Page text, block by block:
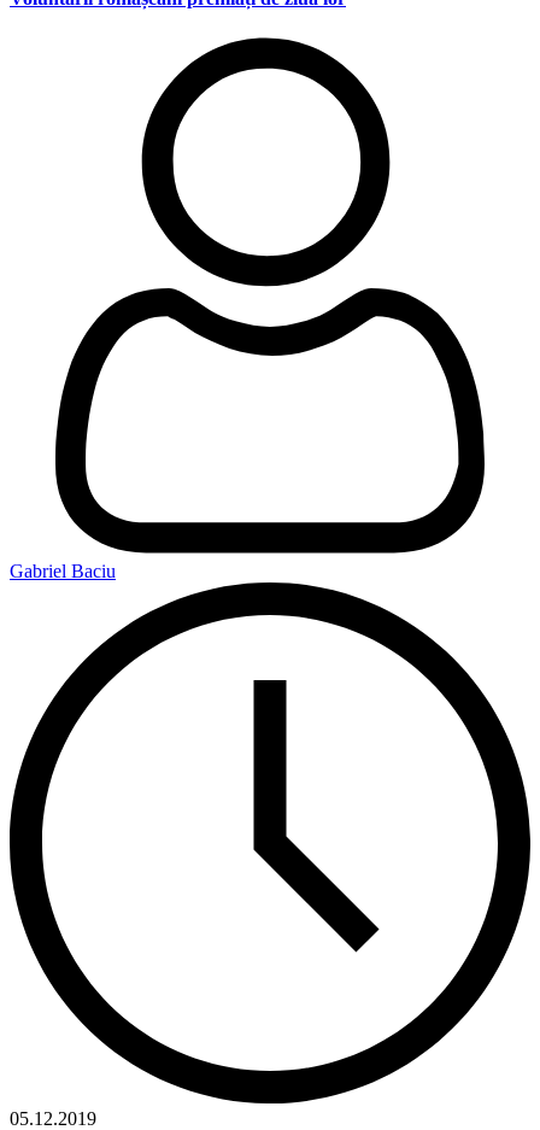
Gabriel Baciu
05.12.2019